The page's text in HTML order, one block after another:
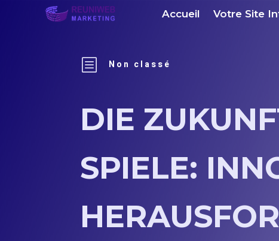
Accueil Votre Site
b Non classé
DIE
SPIELE: